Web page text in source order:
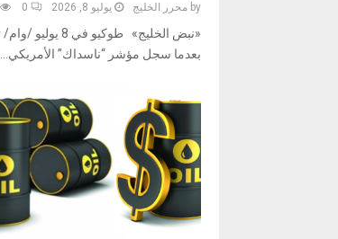
by محرر الخليج يوليو 8, 2026 0
«نبض الخليج»
بعدما سجل مؤشر “ناسداك” الأمريكي...